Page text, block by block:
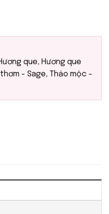
que, Hương que
thơm - Sage, Thảo mộc -